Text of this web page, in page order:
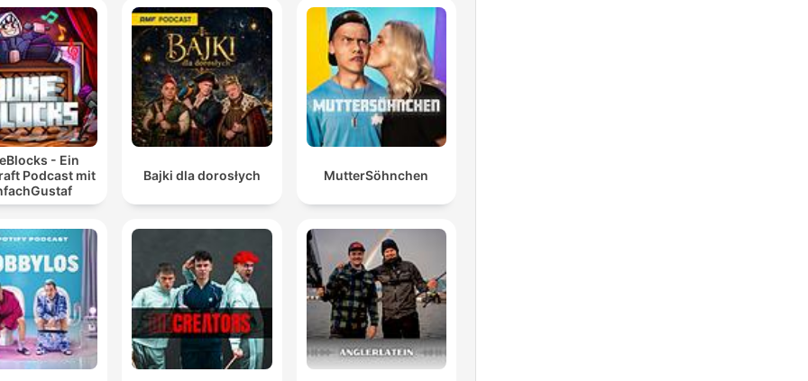
- Ein
Podcast mit
Bajki dla dorosłych MutterSöhnchen